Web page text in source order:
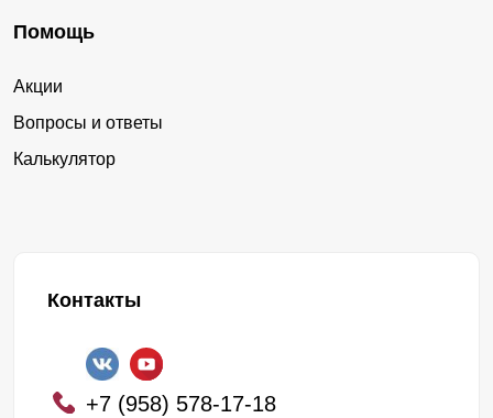
Помощь
Акции
Вопросы и ответы
Калькулятор
Контакты
+7 (958) 578-17-18